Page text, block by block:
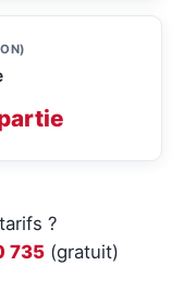
?
735(gratuit)